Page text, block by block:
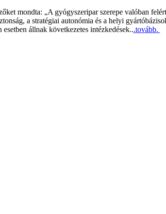
mondta: „A gyógyszeripar szerepe valóban
a stratégiai autonómia és a helyi
állnak következetes intézkedések...tovább.